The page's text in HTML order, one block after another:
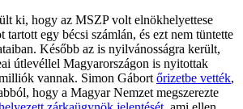
ki, hogy az MSZP volt elnökhelyettese
egy bécsi számlán, és ezt nem tüntette
Később az is nyilvánosságra került,
útlevéllel Magyarországon is nyitottak
vannak. Simon Gábort őrizetbe vették,
hogy a Magyar Nemzet megszerezte